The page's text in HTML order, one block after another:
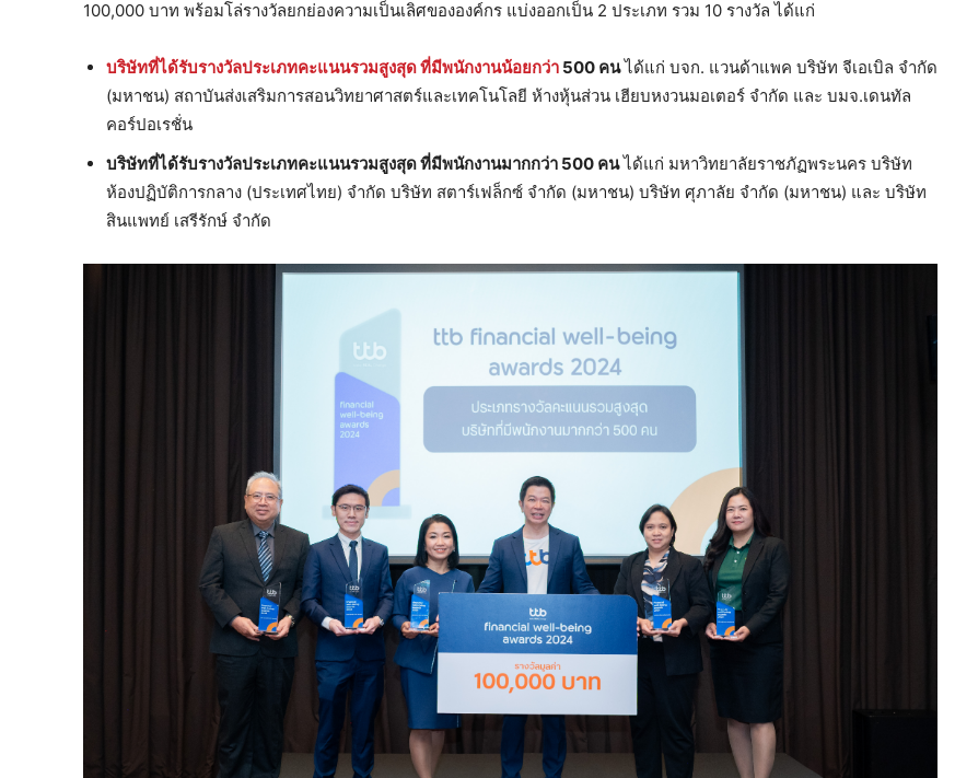
100,000 บาท พร้อมโล่รางวัลยกย่องความเป็นเลิศขององค์กร แบ่งออกเป็น 2 ประเภท รวม 10 รางวัล ได้แก่
บริษัทที่ได้รับรางวัลประเภทคะแนนรวมสูงสุด ที่มีพนักงานน้อยกว่า 500 คนได้แก่ บจก. แวนด้าแพค บริษัท จีเอเบิล จำกัด
(มหาชน) สถาบันส่งเสริมการสอนวิทยาศาสตร์และเทคโนโลยี ห้างหุ้นส่วน เฮียบหงวนมอเตอร์ จำกัด และ บมจ.เดนทัล
คอร์ปอเรชั่น
บริษัทที่ได้รับรางวัลประเภทคะแนนรวมสูงสุด ที่มีพนักงานมากกว่า 500 คนได้แก่ มหาวิทยาลัยราชภัฏพระนคร บริษัท
ห้องปฏิบัติการกลาง (ประเทศไทย) จำกัด บริษัท สตาร์เฟล็กซ์ จำกัด (มหาชน) บริษัท ศุภาลัย จำกัด (มหาชน) และ บริษัท
สินแพทย์ เสรีรักษ์ จำกัด